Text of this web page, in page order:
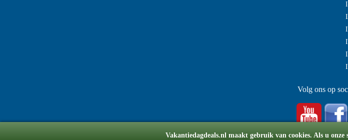
Vakantiedagdeals.nl maakt gebruik van cookies. Als u
Volg ons op